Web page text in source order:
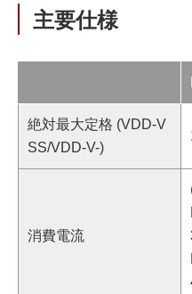
主要仕様
絶対最大定格 (VDD-V
SS/VDD-V-)
消費電流